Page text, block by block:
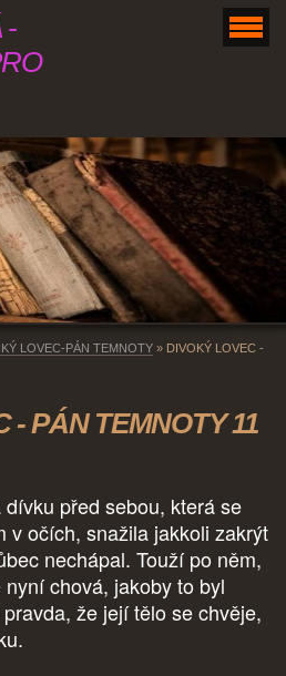
-
LOVEC-PÁN TEMNOTY » DIVOKÝ LOVEC -
- PÁN TEMNOTY 11
před sebou, která se
v očích, snažila jakkoli zakrýt
nechápal. Touží po něm,
chová, jakoby to byl
že její tělo se chvěje,